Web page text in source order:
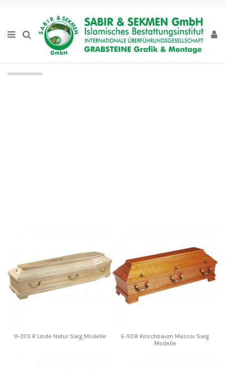
9-370 R Linde Natur Sarg Modelle
E-508 Kirschbaum Massiv Sarg
Modelle